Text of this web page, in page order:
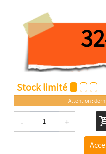
Stock limité
Attention :
- +